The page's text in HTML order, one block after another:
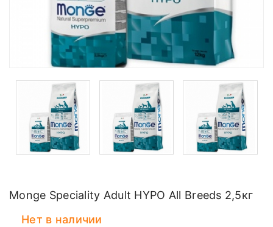
Monge Speciality Adult HYPO All Breeds 2,5кг
Нет в наличии